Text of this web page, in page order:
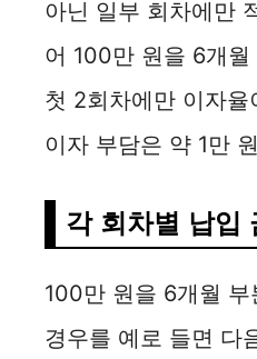
아닌 일부 회차에만
어 100만 원을 6개
첫 2회차에만 이자
이자 부담은 약 1만
각 회차별 납입
100만 원을 6개월
경우를 예로 들면 다